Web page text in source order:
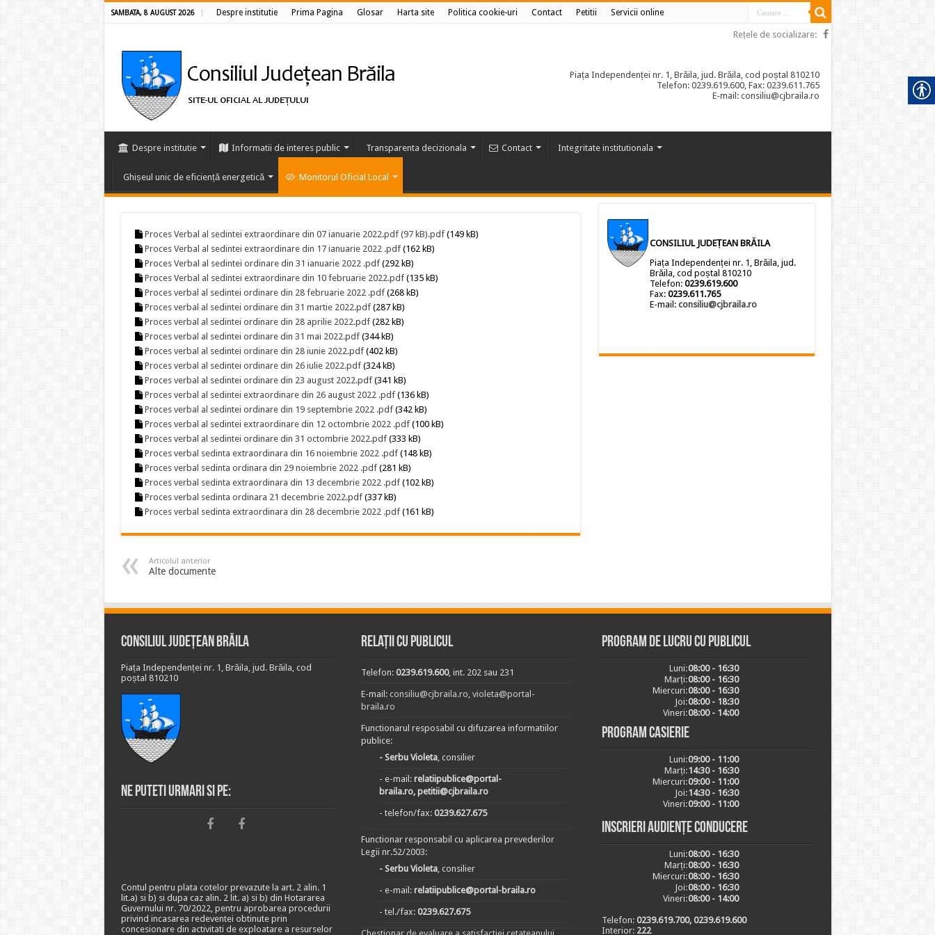
SAMBATA, 8 AUGUST 2026 Despre institutie Prima Pagina Glosar Harta site Politica cookie-uri Contact Petitii Servicii online
Rețele de socializare:
Piața Independenței nr. 1, Brăila, jud. Brăila, cod poștal 810210
Telefon: 0239.619.600, Fax: 0239.611.765
E-mail: consiliu@cjbraila.ro
Despre institutie Informatii de interes public Transparenta decizionala Contact Integritate institutionala
Ghișeul unic de eficiență energetică Monitorul Oficial Local
Proces Verbal al sedintei extraordinare din 07 ianuarie 2022.pdf (97 kB).pdf(149 kB)
Proces Verbal al sedintei extraordinare din 17 ianuarie 2022 .pdf(162 kB)
Proces Verbal al sedintei ordinare din 31 ianuarie 2022 .pdf(292 kB)
Proces Verbal al sedintei extraordinare din 10 februarie 2022.pdf(135 kB)
Proces verbal al sedintei ordinare din 28 februarie 2022 .pdf(268 kB)
Proces verbal al sedintei ordinare din 31 martie 2022.pdf(287 kB)
Proces verbal al sedintei ordinare din 28 aprilie 2022.pdf(282 kB)
Proces verbal al sedintei ordinare din 31 mai 2022.pdf(344 kB)
Proces verbal al sedintei ordinare din 28 iunie 2022.pdf(402 kB)
Proces verbal al sedintei ordinare din 26 iulie 2022.pdf(324 kB)
Proces verbal al sedintei ordinare din 23 august 2022.pdf(341 kB)
Proces verbal al sedintei extraordinare din 26 august 2022 .pdf(136 kB)
Proces verbal al sedintei ordinare din 19 septembrie 2022 .pdf(342 kB)
Proces verbal al sedintei extraordinare din 12 octombrie 2022 .pdf(100 kB)
Proces verbal al sedintei ordinare din 31 octombrie 2022.pdf(333 kB)
Proces verbal sedinta extraordinara din 16 noiembrie 2022 .pdf(148 kB)
Proces verbal sedinta ordinara din 29 noiembrie 2022 .pdf(281 kB)
Proces verbal sedinta extraordinara din 13 decembrie 2022 .pdf(102 kB)
Proces verbal sedinta ordinara 21 decembrie 2022.pdf(337 kB)
Proces verbal sedinta extraordinara din 28 decembrie 2022 .pdf(161 kB)
Articolul anterior
Alte documente
CONSILIUL JUDEȚEAN BRĂILA
Piața Independenței nr. 1, Brăila, jud.
Brăila, cod poștal 810210
Telefon: 0239.619.600
Fax: 0239.611.765
E-mail: consiliu@cjbraila.ro
Consiliul Județean Brăila
Piața Independenței nr. 1, Brăila, jud. Brăila, cod
poștal 810210
Ne puteti urmari si pe:
Contul pentru plata cotelor prevazute la art. 2 alin. 1
lit.a) si b) si dupa caz alin. 2 lit. a) si b) din Hotararea
Guvernului nr. 70/2022, pentru aprobarea procedurii
privind incasarea redeventei obtinute prin
concesionare din activitati de exploatare a resurselor
Relații cu publicul
Telefon:0239.619.600, int. 202 sau 231
E-mail:consiliu@cjbraila.ro,violeta@portal-
braila.ro
Functionarul resposabil cu difuzarea informatiilor
publice:
- Serbu Violeta, consilier
- e-mail:relatiipublice@portal-
braila.ro, petitii@cjbraila.ro
- telefon/fax:0239.627.675
Functionar responsabil cu aplicarea prevederilor
Legii nr.52/2003:
- Serbu Violeta, consilier
- e-mail:relatiipublice@portal-braila.ro
- tel./fax:0239.627.675
Program de lucru cu publicul
Luni:08:00 - 16:30
Marți:08:00 - 16:30
Miercuri:08:00 - 16:30
Joi:08:00 - 18:30
Vineri:08:00 - 14:00
Program casierie
Luni:09:00 - 11:00
Marți:14:30 - 16:30
Miercuri:09:00 - 11:00
Joi:14:30 - 16:30
Vineri:09:00 - 11:00
Inscrieri audiențe conducere
Luni:08:00 - 16:30
Marți:08:00 - 16:30
Miercuri:08:00 - 16:30
Joi:08:00 - 16:30
Vineri:08:00 - 14:00
Telefon: 0239.619.700, 0239.619.600
Interior: 222